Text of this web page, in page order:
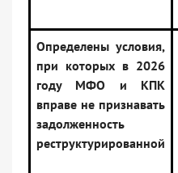
Определены условия,
при которых в 2026
году МФО и КПК
вправе не признавать
задолженность
реструктурированной